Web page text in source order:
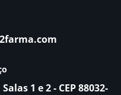
1 e 2 - CEP 88032-